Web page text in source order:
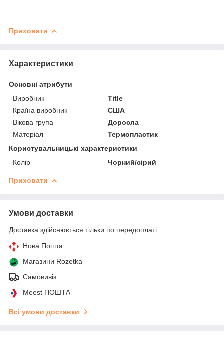
Приховати
Характеристики
Основні атрибути
Виробник
Title
Країна виробник
США
Вікова група
Доросла
Матеріал
Термопластик
Користувальницькі характеристики
Колір
Чорний/сірий
Приховати
Умови доставки
Доставка здійснюється тільки по передоплаті.
Нова Пошта
Магазини Rozetka
Самовивіз
Meest ПОШТА
Всі умови доставки